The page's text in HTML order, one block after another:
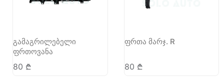
გამაგრილებელი
ფრთოვანა
80 ₾
ფრთა მარჯ. R
80 ₾